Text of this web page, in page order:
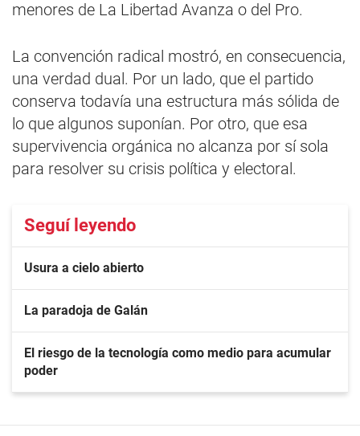
menores de La Libertad Avanza o del Pro.
La convención radical mostró, en consecuencia,
una verdad dual. Por un lado, que el partido
conserva todavía una estructura más sólida de
lo que algunos suponían. Por otro, que esa
supervivencia orgánica no alcanza por sí sola
para resolver su crisis política y electoral.
Seguí leyendo
Usura a cielo abierto
La paradoja de Galán
El riesgo de la tecnología como medio para acumular
poder